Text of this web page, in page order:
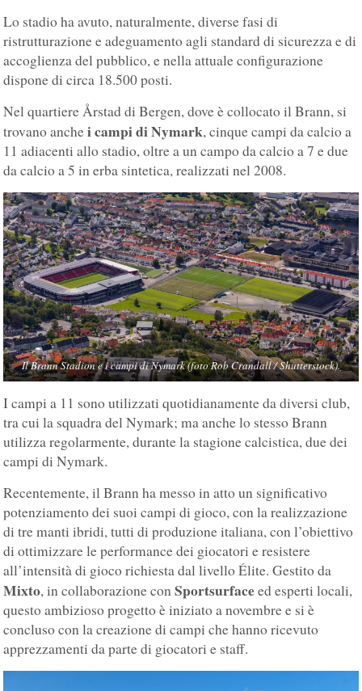
Lo stadio ha avuto, naturalmente, diverse fasi di
ristrutturazione e adeguamento agli standard di sicurezza e di
accoglienza del pubblico, e nella attuale configurazione
dispone di circa 18.500 posti.
Nel quartiere Årstad di Bergen, dove è collocato il Brann, si
trovano anchei campi di Nymark, cinque campi da calcio a
11 adiacenti allo stadio, oltre a un campo da calcio a 7 e due
da calcio a 5 in erba sintetica, realizzati nel 2008.
Il Brann Stadion e i campi di Nymark (foto Rob Crandall / Shutterstock).
I campi a 11 sono utilizzati quotidianamente da diversi club,
tra cui la squadra del Nymark; ma anche lo stesso Brann
utilizza regolarmente, durante la stagione calcistica, due dei
campi di Nymark.
Recentemente, il Brann ha messo in atto un significativo
potenziamento dei suoi campi di gioco, con la realizzazione
di tre manti ibridi, tutti di produzione italiana, con l’obiettivo
di ottimizzare le performance dei giocatori e resistere
all’intensità di gioco richiesta dal livello Élite. Gestito da
Mixto, in collaborazione conSportsurfaceed esperti locali,
questo ambizioso progetto è iniziato a novembre e si è
concluso con la creazione di campi che hanno ricevuto
apprezzamenti da parte di giocatori e staff.